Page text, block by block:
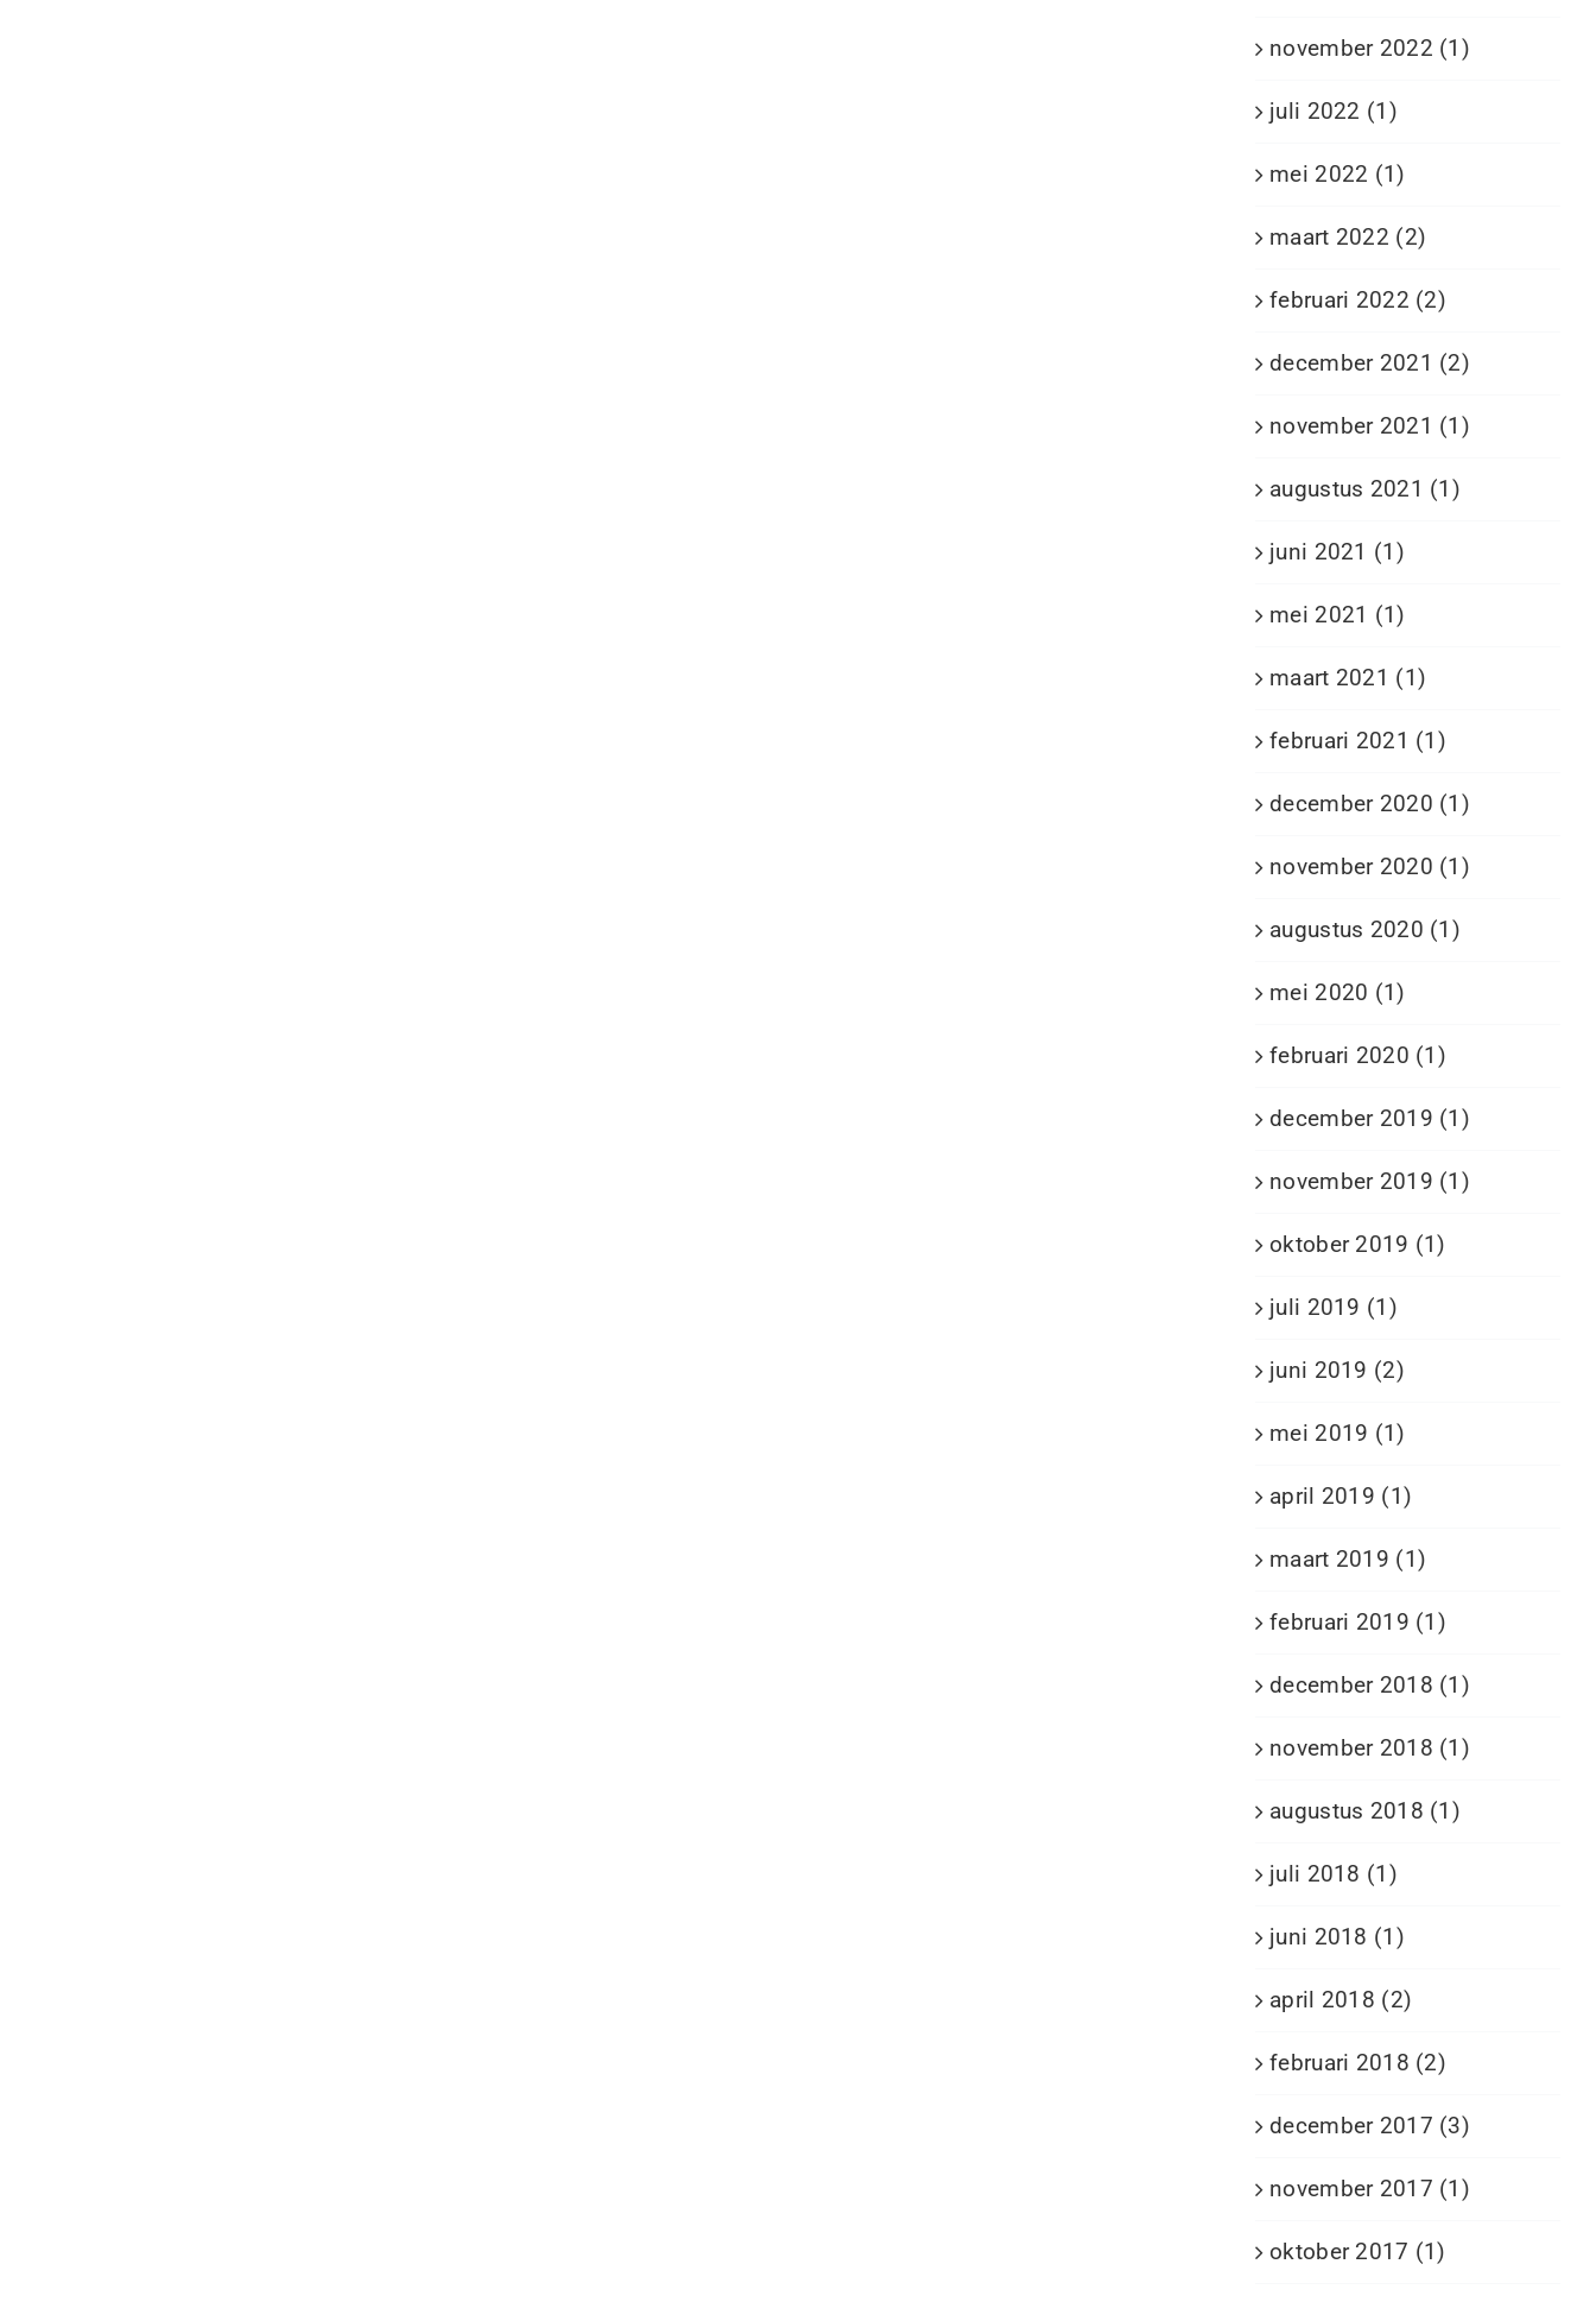
november 2022 (1)
juli 2022 (1)
mei 2022 (1)
maart 2022 (2)
februari 2022 (2)
december 2021 (2)
november 2021 (1)
augustus 2021 (1)
juni 2021 (1)
mei 2021 (1)
maart 2021 (1)
februari 2021 (1)
december 2020 (1)
november 2020 (1)
augustus 2020 (1)
mei 2020 (1)
februari 2020 (1)
december 2019 (1)
november 2019 (1)
oktober 2019 (1)
juli 2019 (1)
juni 2019 (2)
mei 2019 (1)
april 2019 (1)
maart 2019 (1)
februari 2019 (1)
december 2018 (1)
november 2018 (1)
augustus 2018 (1)
juli 2018 (1)
juni 2018 (1)
april 2018 (2)
februari 2018 (2)
december 2017 (3)
november 2017 (1)
oktober 2017 (1)